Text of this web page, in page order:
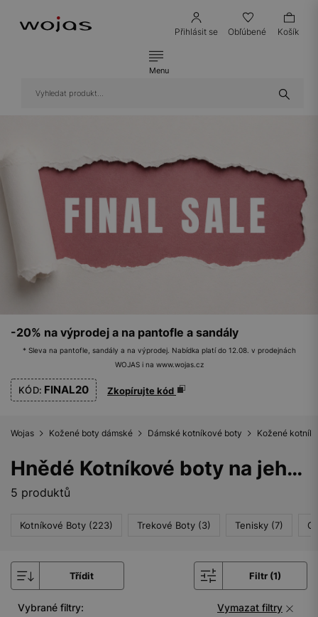
Přihlásit se Obľúbené Košík
Menu
-20% na výprodej a na pantofle a sandály
* Sleva na pantofle, sandály a na výprodej. Nabídka platí do 12.08. v prodejnách
WOJAS i na www.wojas.cz
KÓD: FINAL20 Zkopírujte kód
Wojas Kožené boty dámské Dámské kotníkové boty Kožené
Hnědé Kotníkové boty na jehlovém podpatku pro ženy
5 produktů
Kotníkové Boty (223) Trekové Boty (3) Tenisky (7)
Třídit Filtr (1)
Vybrané filtry: Vymazat filtry